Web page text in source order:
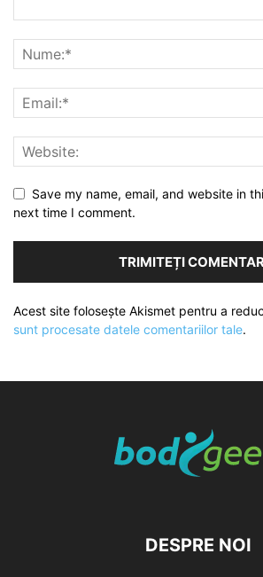
Save my name, email, and website in
next time I comment.
Acest site folosește Akismet pentru a
sunt procesate datele comentariilor tale.
DESPRE NOI